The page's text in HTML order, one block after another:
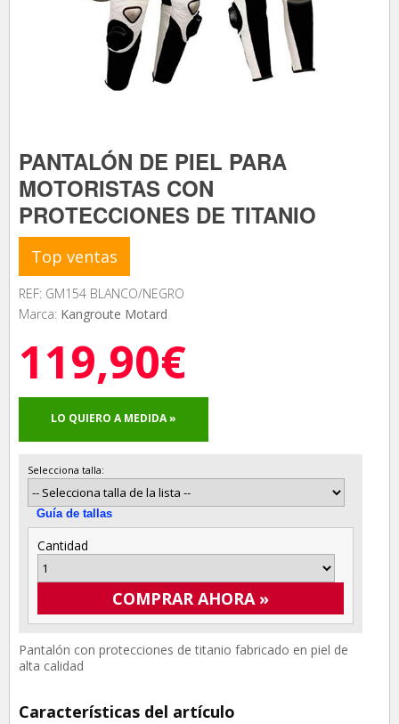
PANTALÓN DE PIEL PARA
MOTORISTAS CON
PROTECCIONES DE TITANIO
Top ventas
REF: GM154 BLANCO/NEGRO
Marca: Kangroute Motard
119,90€
LO QUIERO A MEDIDA »
Selecciona talla:
Guía de tallas
Cantidad
COMPRAR AHORA »
Pantalón con protecciones de titanio fabricado en piel de
alta calidad
Características del artículo